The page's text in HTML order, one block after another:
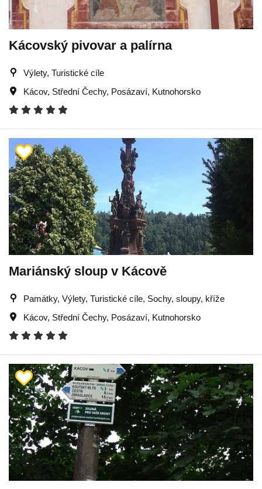
Kácovský pivovar a palírna
Výlety, Turistické cíle
Kácov, Střední Čechy, Posázaví, Kutnohorsko
Mariánský sloup v Kácově
Památky, Výlety, Turistické cíle, Sochy, sloupy, kříže
Kácov, Střední Čechy, Posázaví, Kutnohorsko